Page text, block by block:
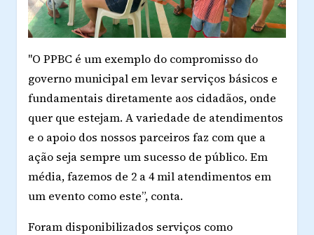
"O PPBC é um exemplo do compromisso do
governo municipal em levar serviços básicos e
fundamentais diretamente aos cidadãos, onde
quer que estejam. A variedade de atendimentos
e o apoio dos nossos parceiros faz com que a
ação seja sempre um sucesso de público. Em
média, fazemos de 2 a 4 mil atendimentos em
um evento como este”, conta.
Foram disponibilizados serviços como